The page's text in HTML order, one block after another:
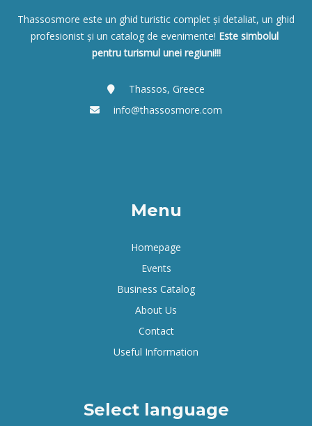
Thassosmore este un ghid turistic complet și detaliat, un ghid
profesionist și un catalog de evenimente! Este simbolul
pentru turismul unei regiuni!!!
Thassos, Greece
info@thassosmore.com
Menu
Homepage
Events
Business Catalog
About Us
Contact
Useful Information
Select language